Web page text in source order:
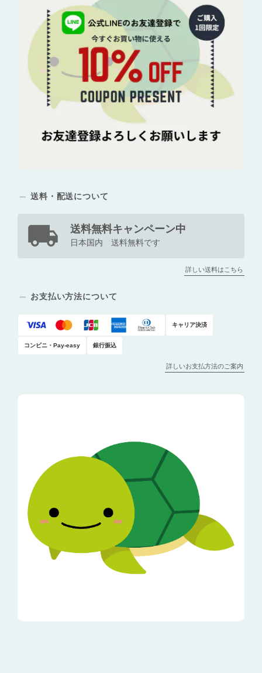
送料・配送について
送料無料キャンペーン中
日本国内 送料無料です
詳しい送料はこちら
お支払い方法について
キャリア決済
コンビニ・Pay-easy 銀行振込
詳しいお支払方法のご案内